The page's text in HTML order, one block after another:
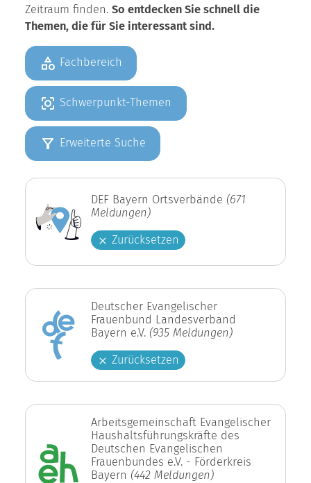
Zeitraum finden. So entdecken Sie schnell die
Themen, die für Sie interessant sind.
Fachbereich
Schwerpunkt-Themen
Erweiterte Suche
DEF Bayern Ortsverbände (671
Meldungen)
Zurücksetzen
Deutscher Evangelischer
Frauenbund Landesverband
Bayern e.V. (935 Meldungen)
Zurücksetzen
Arbeitsgemeinschaft Evangelischer
Haushaltsführungskräfte des
Deutschen Evangelischen
Frauenbundes e.V. - Förderkreis
Bayern (442 Meldungen)